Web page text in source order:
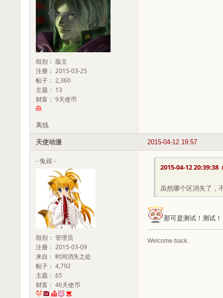
组别： 版主
注册： 2015-03-25
帖子： 2,360
主题： 13
财富： 9天使币
离线
2015-04-12 19:57
天使动漫
- 兔叔 -
组别： 管理员
注册： 2015-03-09
来自： 时间消失之处
帖子： 4,792
主题： 65
财富： 46天使币
2015-04-12 20:39:38
虽然哪个区消失了，
那可是测试！测试！
Welcome back.